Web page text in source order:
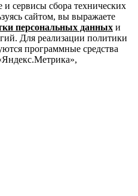
сервисы сбора технических
сайтом, вы выражаете
персональных данных и
Для реализации политики
программные средства